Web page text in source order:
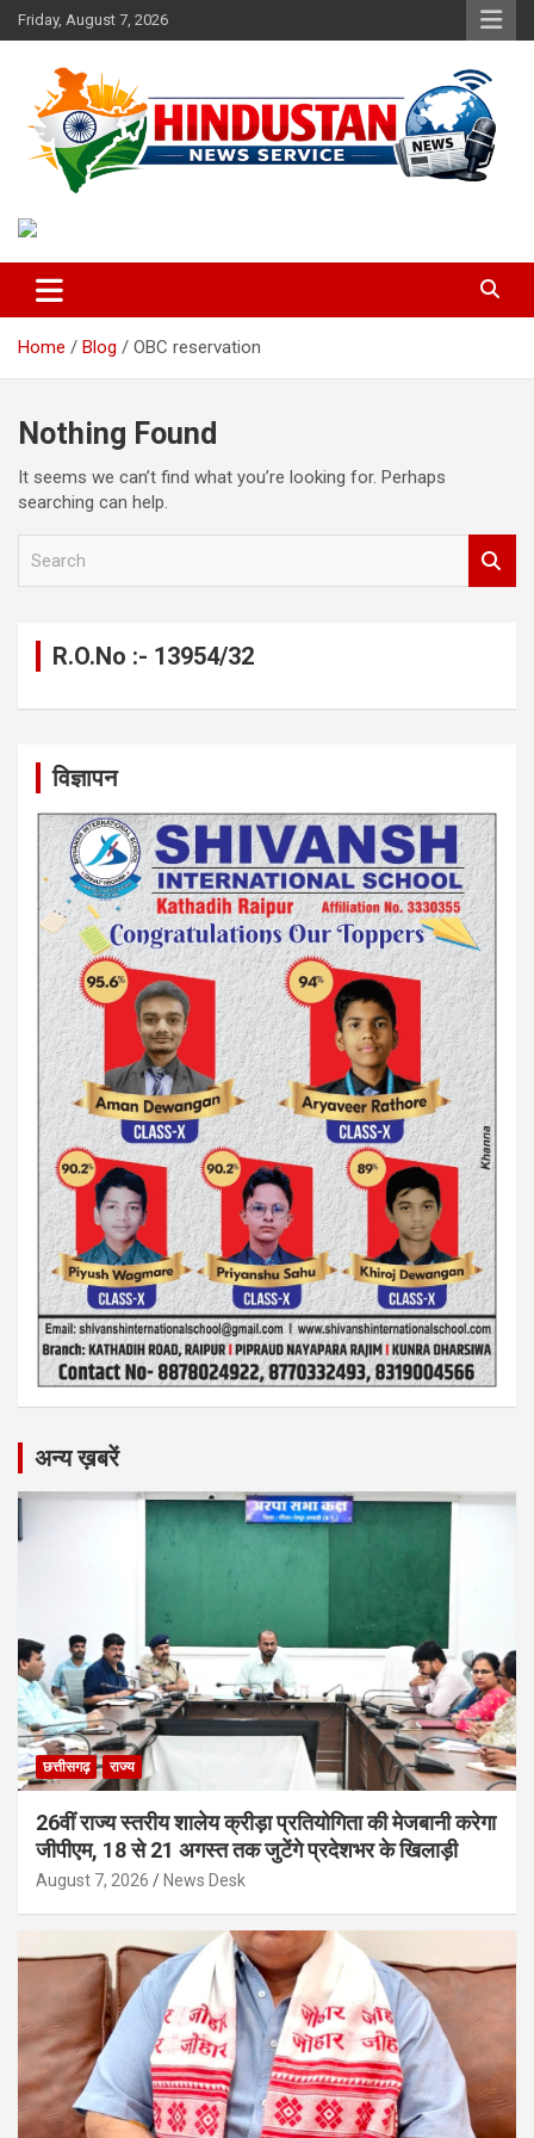
Skip
to
Friday, August 7, 2026
Hindustan News Service
Home Blog OBC reservation
Nothing Found
It seems we can’t find what you’re looking for. Perhaps
searching can help.
R.O.No :- 13954/32
विज्ञापन
अन्य ख़बरें
छत्तीसगढ़ राज्य
26वीं राज्य स्तरीय शालेय क्रीड़ा प्रतियोगिता की मेजबानी करेगा
जीपीएम, 18 से 21 अगस्त तक जुटेंगे प्रदेशभर के खिलाड़ी
August 7, 2026 News Desk